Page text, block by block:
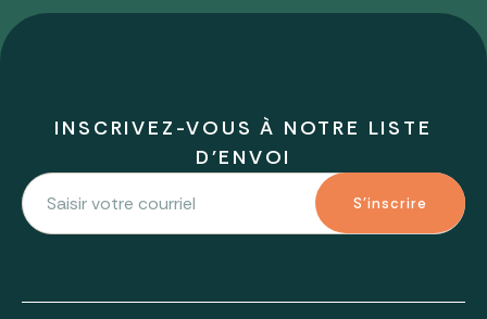
INSCRIVEZ-VOUS À NOTRE LISTE
D'ENVOI
S'inscrire